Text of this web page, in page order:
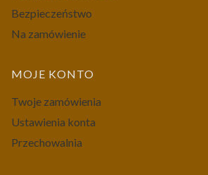
Bezpieczeństwo
Na zamówienie
MOJE KONTO
Twoje zamówienia
Ustawienia konta
Przechowalnia